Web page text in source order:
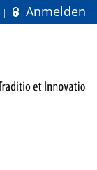
Anmelden